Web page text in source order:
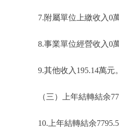
7.附屬單位上繳收入0萬
8.事業單位經營收入0萬
9.其他收入195.14萬元。
（三）上年結轉結余
10.上年結轉結余